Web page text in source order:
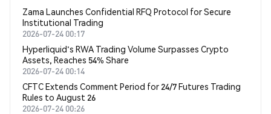
Zama Launches Confidential RFQ Protocol for Secure
Institutional Trading
2026-07-24 00:17
Hyperliquid's RWA Trading Volume Surpasses Crypto
Assets, Reaches 54% Share
2026-07-24 00:14
CFTC Extends Comment Period for 24/7 Futures Trading
Rules to August 26
2026-07-24 00:26